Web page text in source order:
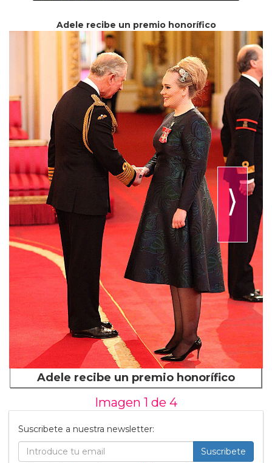
Adele recibe un premio honorífico
⟩
Adele recibe un premio honorífico
Imagen 1 de 4
Suscribete a nuestra newsletter:
Suscribete